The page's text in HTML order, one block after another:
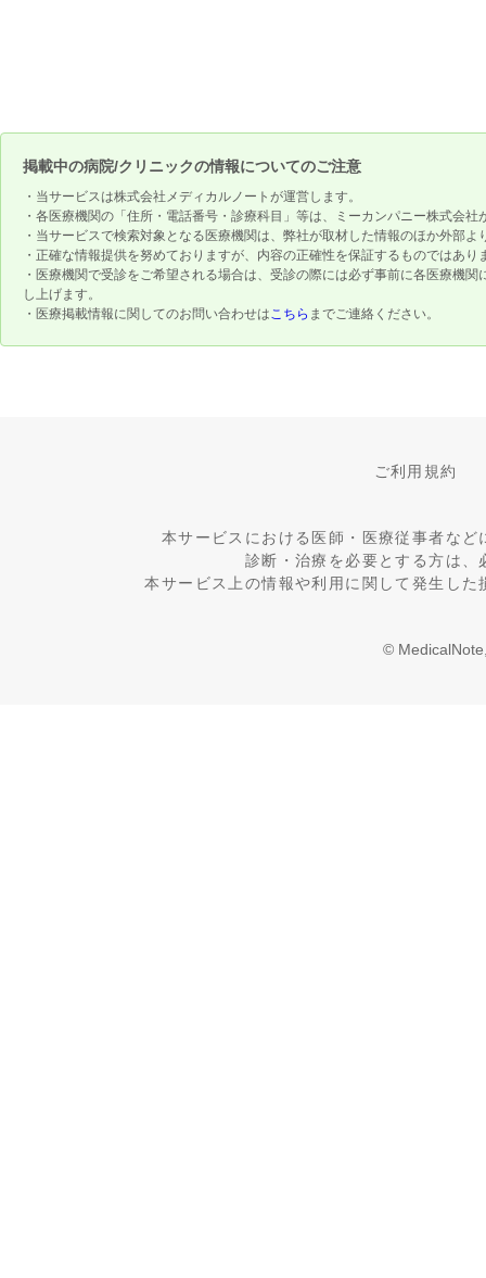
掲載中の病院/クリニックの情報についてのご注意
・当サービスは株式会社メディカルノートが運営します。
・各医療機関の「住所・電話番号・診療科目」等は、ミーカンパニー株式会
・当サービスで検索対象となる医療機関は、弊社が取材した情報のほか外部
・正確な情報提供を努めておりますが、内容の正確性を保証するものではあり
・医療機関で受診をご希望される場合は、受診の際には必ず事前に各医療機
し上げます。
・医療掲載情報に関してのお問い合わせはこちら までご連絡ください。
ご利用規約
本サービスにおける医師・医療従事者な
診断・治療を必要とする方は
本サービス上の情報や利用に関して発生し
©